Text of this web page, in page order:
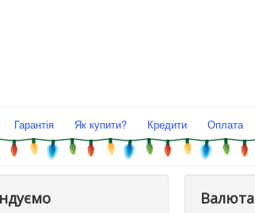
Гарантія Як купити? Кредити Оплата
Валюта